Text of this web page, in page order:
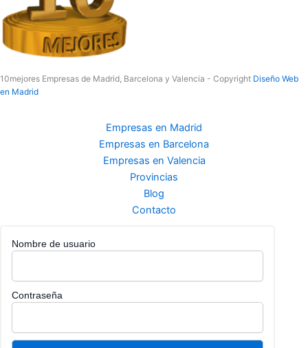
10mejores Empresas de Madrid, Barcelona y Valencia - Copyright Diseño Web
en Madrid
Empresas en Madrid
Empresas en Barcelona
Empresas en Valencia
Provincias
Blog
Contacto
Nombre de usuario
Contraseña